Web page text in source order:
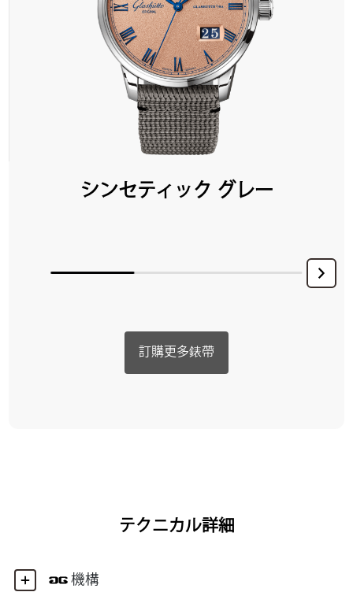
シンセティック グレー
訂購更多錶帶
テクニカル詳細
機構